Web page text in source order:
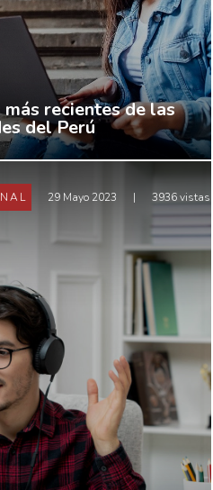
recientes de las
del Perú
29 Mayo 2023 | 3936 vistas